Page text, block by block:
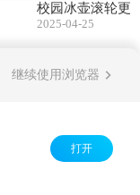
校园冰壶滚轮更
2025-04-25
继续使用浏览器
打开